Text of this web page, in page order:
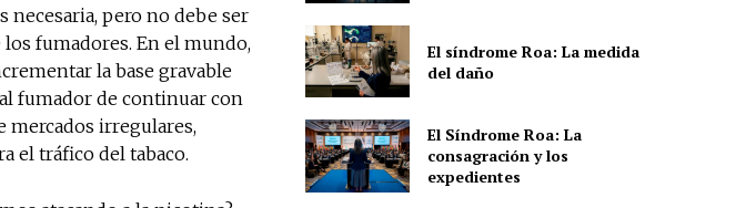
necesaria, pero no debe ser
fumadores. En el mundo,
la base gravable
fumador de continuar con
mercados irregulares,
el tráfico del tabaco.
El síndrome Roa: La medida
del daño
El Síndrome Roa: La
consagración y los
expedientes